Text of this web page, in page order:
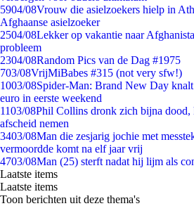
5904/08Vrouw die asielzoekers hielp in
Afghaanse asielzoeker
2504/08Lekker op vakantie naar
probleem
2304/08Random Pics van de Dag #1975
703/08VrijMiBabes #315 (not very sfw!)
1003/08Spider-Man: Brand New Day
euro in eerste weekend
1103/08Phil Collins dronk zich bijna dood,
afscheid nemen
3403/08Man die zesjarig jochie met
vermoordde komt na elf jaar vrij
4703/08Man (25) sterft nadat hij lijm als
Laatste items
Laatste items
Toon berichten uit deze thema's